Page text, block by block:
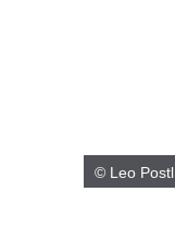
© Leo Postl